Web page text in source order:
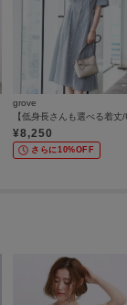
grove
¥8,250
さらに10%OFF